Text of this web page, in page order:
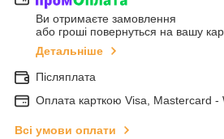
Ви отримаєте замовлення
або гроші повернуться на вашу
Детальніше
Післяплата
Оплата карткою Visa, Mastercard -
Всі умови оплати